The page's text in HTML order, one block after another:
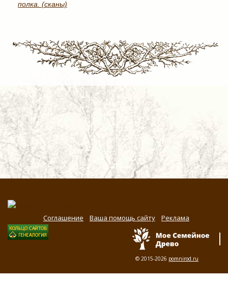
полка. (сканы)
Соглашение Ваша помощь сайту Реклама
© 2015-2026 pomnirod.ru